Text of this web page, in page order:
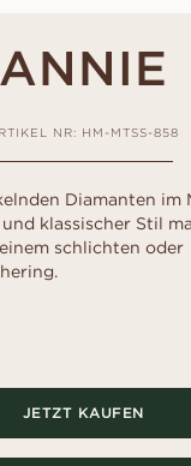
ANNIE
NR: HM-MTSS-858
Diamanten im
klassischer Stil
schlichten oder
JETZT KAUFEN